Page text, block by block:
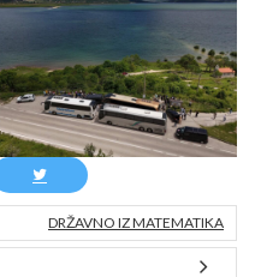
DRŽAVNO IZ MATEMATIKA